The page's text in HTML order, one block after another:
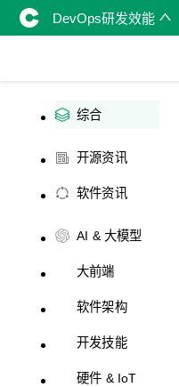
DevOps研发效能
综合
开源资讯
软件资讯
AI & 大模型
大前端
软件架构
开发技能
硬件 & IoT